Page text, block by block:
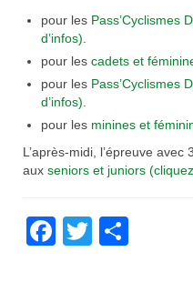
VTT
BMX
Piste
Actualités
pour les Pass’Cyclismes
d’infos).
pour les cadets et
pour les Pass’Cyclismes
d’infos).
pour les minines et
L’après-midi, l’épreuve
aux seniors et juniors
Facebook
Twitter